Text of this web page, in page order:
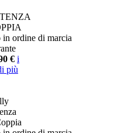
in ordine di marcia
€ i
più